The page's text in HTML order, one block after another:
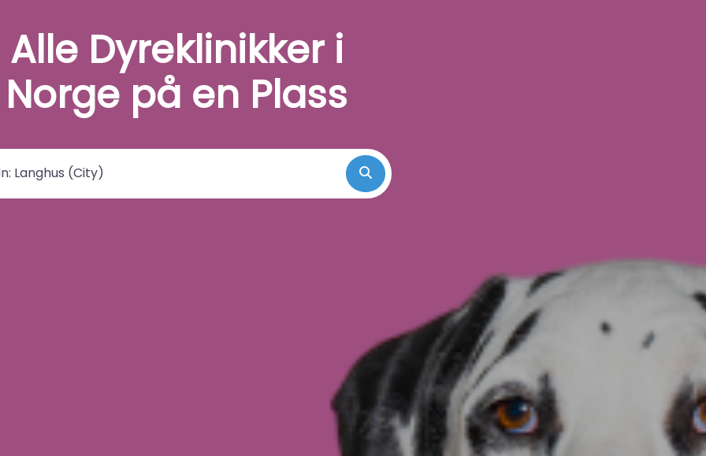
Alle Dyreklinikker i
Norge på en Plass
sted Search